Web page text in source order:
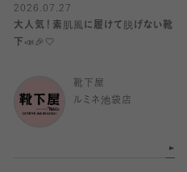
2026.07.27
大人気！素肌風に履けて脱げない靴
下📣🎉🤍
靴下屋
ルミネ池袋店